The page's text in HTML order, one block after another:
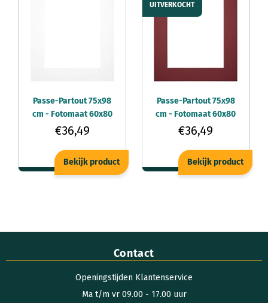
Passe-Partout 75x98
cm - Fotomaat 60x80
cm - Wit - Voor
€36,49
Bekijk product
UITVERKOCHT
Passe-Partout 75x98
cm - Fotomaat 60x80
cm - Wijnrood - Voor
€36,49
Bekijk product
Contact
Openingstijden Klantenservice
Ma t/m vr 09.00 - 17.00 uur